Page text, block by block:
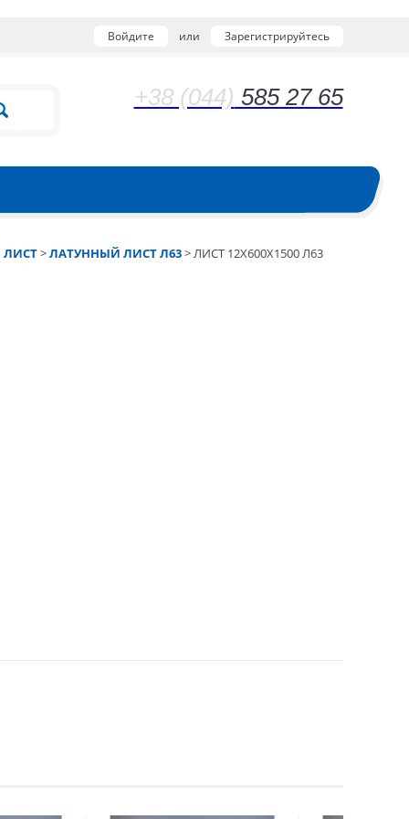
Войдите или Зарегистрируйтесь
+38 (044) 585 27 65
>ЛАТУННЫЙ ЛИСТ Л63>ЛИСТ 12Х600Х1500 Л63